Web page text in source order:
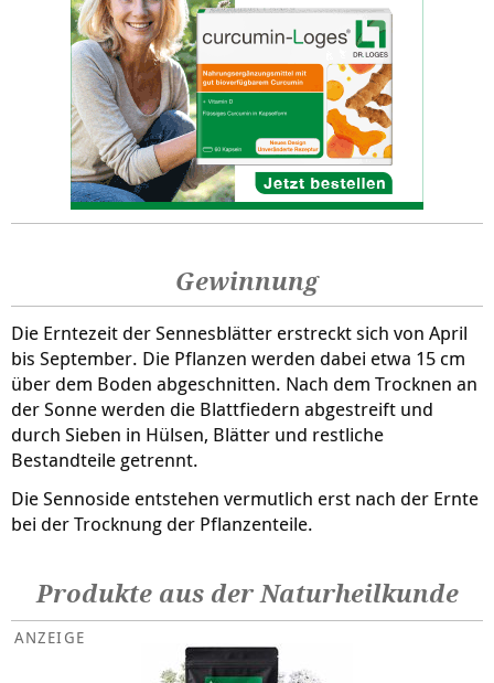
Gewinnung
Die Erntezeit der Sennesblätter erstreckt sich von April
bis September. Die Pflanzen werden dabei etwa 15 cm
über dem Boden abgeschnitten. Nach dem Trocknen an
der Sonne werden die Blattfiedern abgestreift und
durch Sieben in Hülsen, Blätter und restliche
Bestandteile getrennt.
Die Sennoside entstehen vermutlich erst nach der Ernte
bei der Trocknung der Pflanzenteile.
Produkte aus der Naturheilkunde